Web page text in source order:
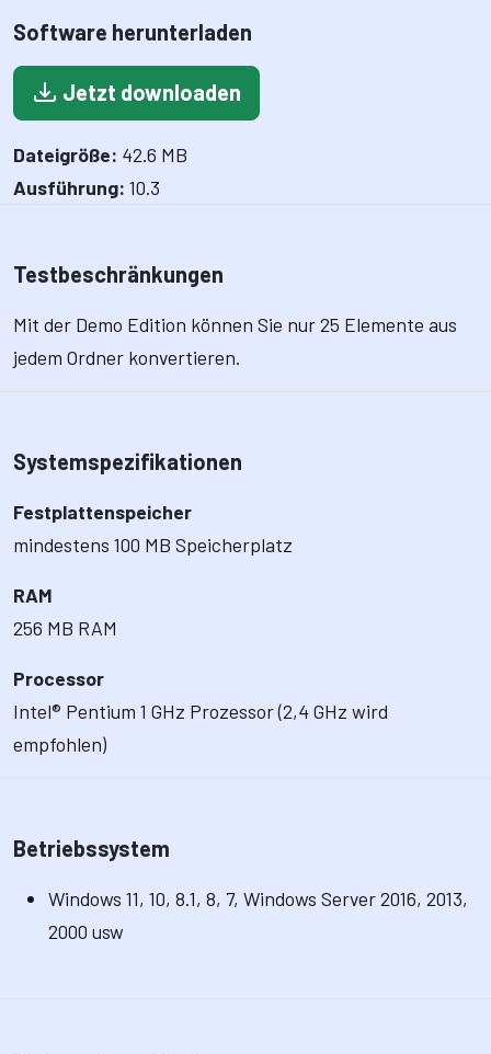
Software herunterladen
Jetzt downloaden
Dateigröße: 42.6 MB
Ausführung: 10.3
Testbeschränkungen
Mit der Demo Edition können Sie nur 25 Elemente aus
jedem Ordner konvertieren.
Systemspezifikationen
Festplattenspeicher
mindestens 100 MB Speicherplatz
RAM
256 MB RAM
Processor
Intel® Pentium 1 GHz Prozessor (2,4 GHz wird
empfohlen)
Betriebssystem
Windows 11, 10, 8.1, 8, 7, Windows Server 2016, 2013,
2000 usw